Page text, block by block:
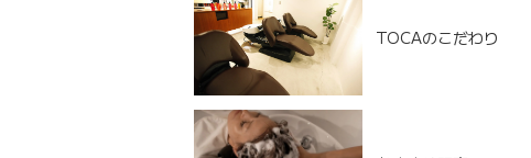
TOCAのこだわり